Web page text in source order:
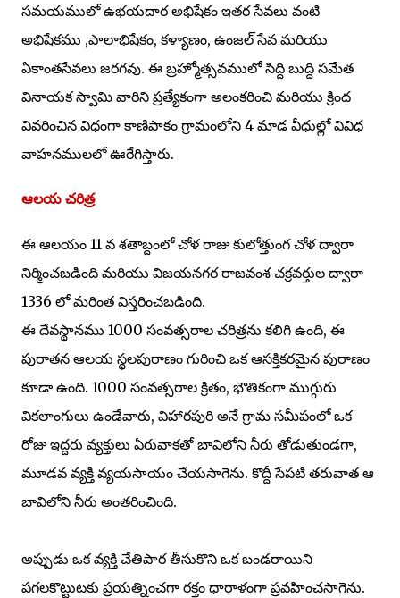
సమయములో ఉభయదార అభిషేకం ఇతర సేవలు వంటి
అభిషేకము ,పాలాభిషేకం, కళ్యాణం, ఉంజల్ సేవ మరియు
ఏకాంతసేవలు జరగవు. ఈ బ్రహ్మోత్సవములో సిద్ది బుద్ది సమేత
వినాయక స్వామి వారిని ప్రత్యేకంగా అలంకరించి మరియు క్రింద
వివరించిన విధంగా కాణిపాకం గ్రామంలోని 4 మాడ వీధుల్లో వివిధ
వాహనములలో ఊరేగిస్తారు.
ఆలయ చరిత్ర
ఈ ఆలయం 11 వ శతాబ్దంలో చోళ రాజు కులోత్తుంగ చోళ ద్వారా
నిర్మించబడింది మరియు విజయనగర రాజవంశ చక్రవర్తుల ద్వారా
1336 లో మరింత విస్తరించబడింది.
ఈ దేవస్థానము 1000 సంవత్సరాల చరిత్రను కలిగి ఉంది, ఈ
పురాతన ఆలయ స్థలపురాణం గురించి ఒక ఆసక్తికరమైన పురాణం
కూడా ఉంది. 1000 సంవత్సరాల క్రితం, భౌతికంగా ముగ్గురు
వికలాంగులు ఉండేవారు, విహారపురి అనే గ్రామ సమీపంలో ఒక
రోజు ఇద్దరు వ్యక్తులు ఏరువాకతో బావిలోని నీరు తోడుతుండగా,
మూడవ వ్యక్తి వ్యయసాయం చేయసాగెను. కొద్దీ సేపటి తరువాత ఆ
బావిలోని నీరు అంతరించింది.
అప్పుడు ఒక వ్యక్తి చేతిపార తీసుకొని ఒక బండరాయిని
పగలకొట్టుటకు ప్రయత్నించగా రక్తం ధారాళంగా ప్రవహించసాగెను.